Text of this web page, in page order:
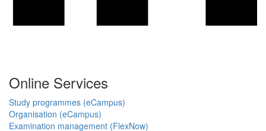
Online Services
Study programmes (eCampus)
Organisation (eCampus)
Examination management (FlexNow)